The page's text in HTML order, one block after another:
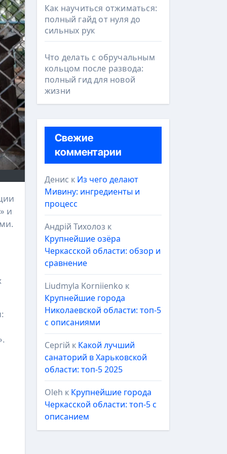
и
Как научиться отжиматься:
полный гайд от нуля до
сильных рук
Что делать с обручальным
кольцом после развода:
полный гид для новой
жизни
Свежие
комментарии
Денис к Из чего делают
Мивину: ингредиенты и
процесс
Андрій Тихолоз к
Крупнейшие озёра
Черкасской области: обзор и
сравнение
Liudmyla Korniienko к
Крупнейшие города
Николаевской области: топ-5
с описаниями
Сергій к Какой лучший
санаторий в Харьковской
области: топ-5 2025
Oleh к Крупнейшие города
Черкасской области: топ-5 с
описанием